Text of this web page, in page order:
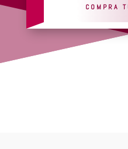
COMPRA